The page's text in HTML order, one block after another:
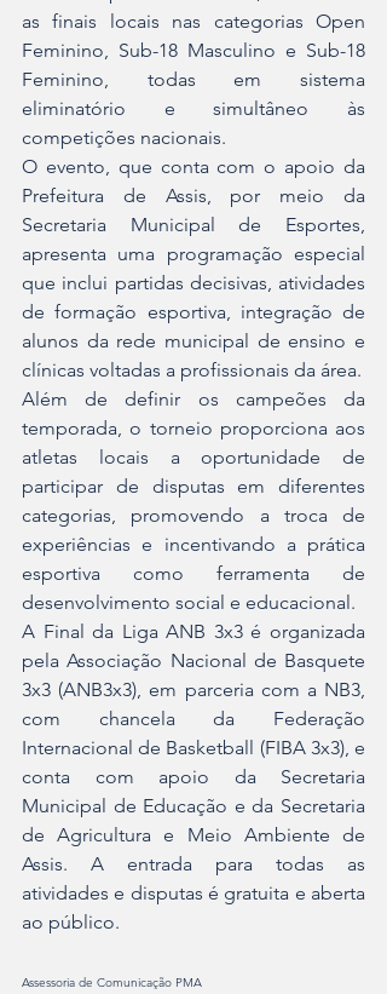
as finais locais nas categorias Open
Feminino, Sub-18 Masculino e Sub-18
Feminino, todas em sistema
eliminatório e simultâneo às
competições nacionais.
O evento, que conta com o apoio da
Prefeitura de Assis, por meio da
Secretaria Municipal de Esportes,
apresenta uma programação especial
que inclui partidas decisivas, atividades
de formação esportiva, integração de
alunos da rede municipal de ensino e
clínicas voltadas a profissionais da área.
Além de definir os campeões da
temporada, o torneio proporciona aos
atletas locais a oportunidade de
participar de disputas em diferentes
categorias, promovendo a troca de
experiências e incentivando a prática
esportiva como ferramenta de
desenvolvimento social e educacional.
A Final da Liga ANB 3x3 é organizada
pela Associação Nacional de Basquete
3x3 (ANB3x3), em parceria com a NB3,
com chancela da Federação
Internacional de Basketball (FIBA 3x3), e
conta com apoio da Secretaria
Municipal de Educação e da Secretaria
de Agricultura e Meio Ambiente de
Assis. A entrada para todas as
atividades e disputas é gratuita e aberta
ao público.
Assessoria de Comunicação PMA